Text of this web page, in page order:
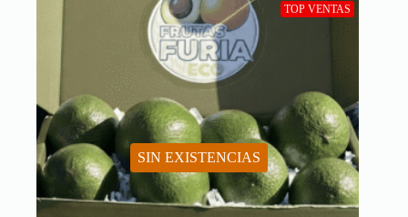
SIN EXISTENCIAS
TOP VENTAS